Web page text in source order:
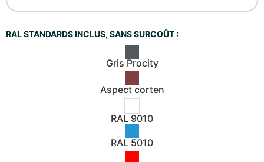
RAL STANDARDS INCLUS, SANS SURCOÛT :
Gris Procity
Aspect corten
RAL 9010
RAL 5010